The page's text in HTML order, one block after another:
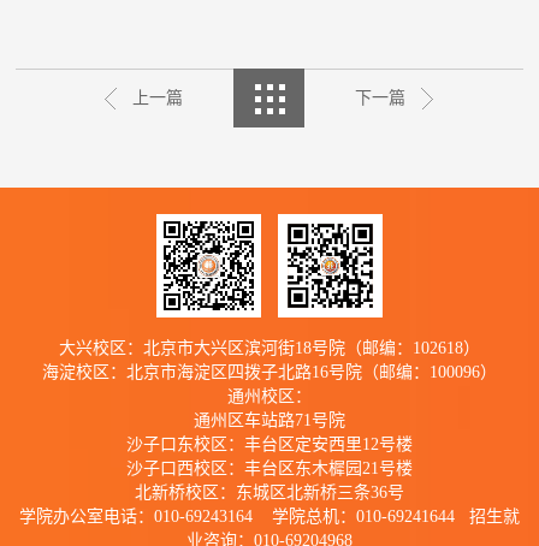
上一篇 下一篇
大兴校区：北京市大兴区滨河街18号院（邮编：102618）
海淀校区：北京市海淀区四拨子北路16号院（邮编：100096）
通州校区：
通州区车站路71号院
沙子口东校区：丰台区定安西里12号楼
沙子口西校区：丰台区东木樨园21号楼
北新桥校区：东城区北新桥三条36号
学院办公室电话：010-69243164 学院总机：010-69241644 招生就
业咨询：010-69204968